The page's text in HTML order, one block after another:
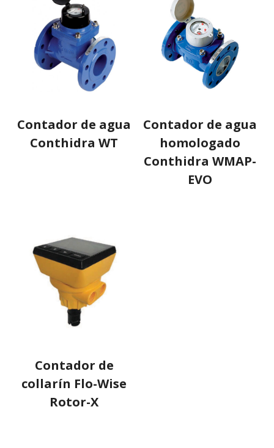
Contador de agua
Conthidra WT
Contador de agua
homologado
Conthidra WMAP-
EVO
Contador de
collarín Flo-Wise
Rotor-X